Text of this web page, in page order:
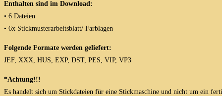
Enthalten sind im Download:
• 6 Dateien
• 6x Stickmusterarbeitsblatt/ Farblagen
Folgende Formate werden geliefert:
JEF, XXX, HUS, EXP, DST, PES, VIP, VP3
*Achtung!!!
Es handelt sich um Stickdateien für eine Stickmaschine und nicht um ein